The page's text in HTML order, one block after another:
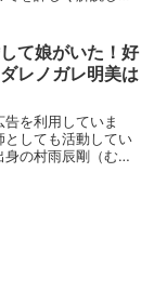
て娘がいた！好
レノガレ明美は
告を利用していま
しても活動してい
の村雨辰剛（むら